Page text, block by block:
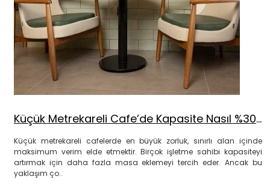
Küçük Metrekareli Cafe’de Kapasite Nasıl %30 Artırıldı?
Küçük metrekareli cafelerde en büyük zorluk, sınırlı alan içinde
maksimum verim elde etmektir. Birçok işletme sahibi kapasiteyi
artırmak için daha fazla masa eklemeyi tercih eder. Ancak bu
yaklaşım ço..